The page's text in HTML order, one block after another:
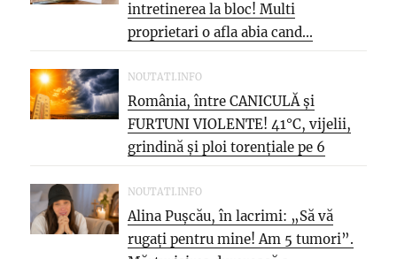
intretinerea la bloc! Multi
proprietari o afla abia cand...
NOUTATI.INFO
România, între CANICULĂ și
FURTUNI VIOLENTE! 41°C, vijelii,
grindină și ploi torențiale pe 6
august
NOUTATI.INFO
Alina Pușcău, în lacrimi: „Să vă
rugați pentru mine! Am 5 tumori”.